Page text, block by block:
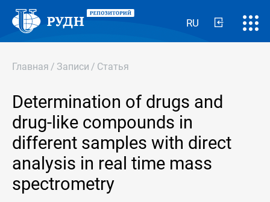
RU
Главная / Записи / Статья
Determination of drugs and
drug-like compounds in
different samples with direct
analysis in real time mass
spectrometry